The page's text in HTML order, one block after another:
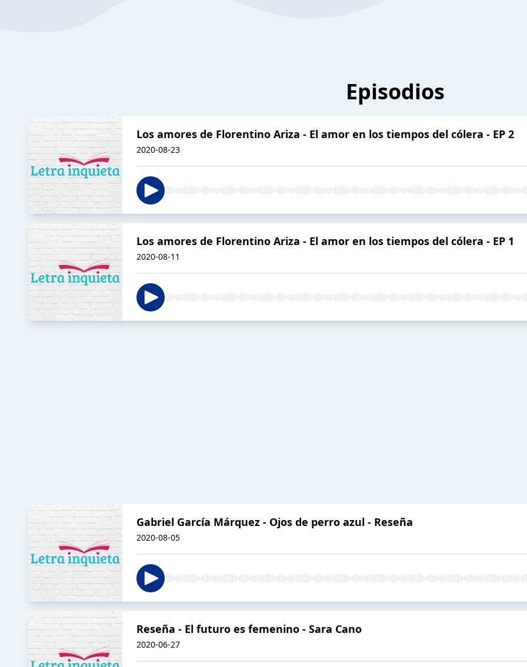
Episodios
Los amores de Florentino Ariza - El amor en los tiempos del cólera - EP 2
2020-08-23
Los amores de Florentino Ariza - El amor en los tiempos del cólera - EP 1
2020-08-11
Gabriel García Márquez - Ojos de perro azul - Reseña
2020-08-05
Reseña - El futuro es femenino - Sara Cano
2020-06-27